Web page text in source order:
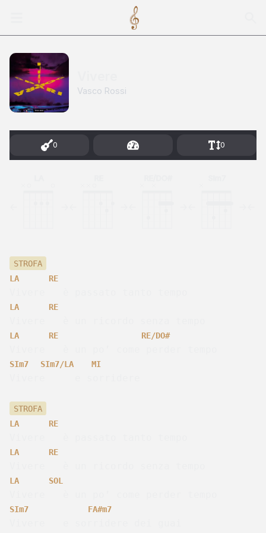
Vasco Rossi
0 0
STROFA
LA
RE
LA RE
LA RE RE/DO#
SIm7 SIm7/LA MI
STROFA
LA
RE
LA RE
LA SOL
SIm7 FA#m7